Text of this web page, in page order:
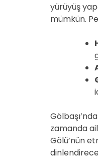
yürüyüş
mümkün.
zamanda
Gölü’nün